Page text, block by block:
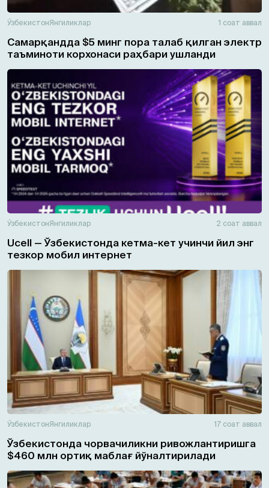
ЎзбекистонЯнгиликлар 1 соат аввал
Самарқандда $5 минг пора талаб қилган электр
таъминоти корхонаси раҳбари ушланди
ЎзбекистонЯнгиликлар 2 соат аввал
Ucell — Ўзбекистонда кетма-кет учинчи йил энг
тезкор мобил интернет
ЎзбекистонЯнгиликлар 17 соат аввал
Ўзбекистонда чорвачиликни ривожлантиришга
$460 млн ортиқ маблағ йўналтирилади